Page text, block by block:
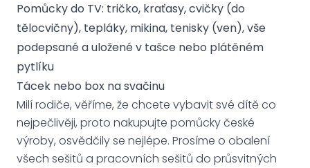
Pomůcky do TV: tričko, kraťasy, cvičky (do
tělocvičny), tepláky, mikina, tenisky (ven), vše
podepsané a uložené v tašce nebo plátěném
pytlíku
Tácek nebo box na svačinu
Milí rodiče, věříme, že chcete vybavit své dítě co
nejpečlivěji, proto nakupujte pomůcky české
výroby, osvědčily se nejlépe. Prosíme o obalení
všech sešitů a pracovních sešitů do průsvitných